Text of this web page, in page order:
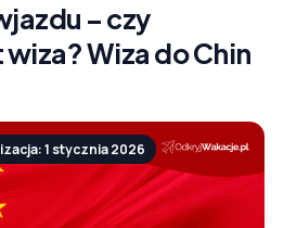
– czy
Wiza do Chin
1 stycznia 2026